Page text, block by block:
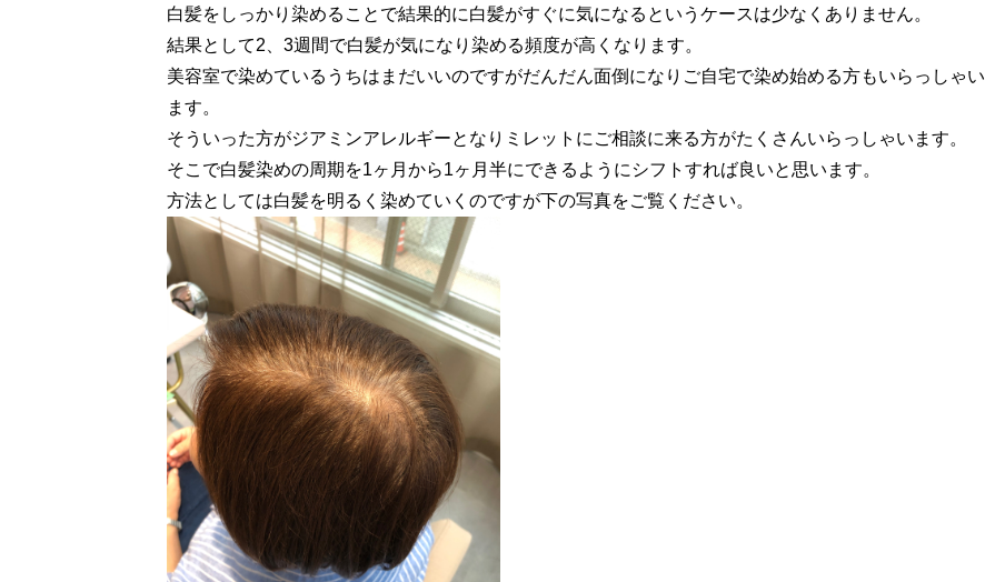
白髪をしっかり染めることで結果的に白髪がすぐに気になるというケースは少なくありません。
結果として2、3週間で白髪が気になり染める頻度が高くなります。
美容室で染めているうちはまだいいのですがだんだん面倒になりご自宅で染め始める方もいらっしゃい
ます。
そういった方がジアミンアレルギーとなりミレットにご相談に来る方がたくさんいらっしゃいます。
そこで白髪染めの周期を1ヶ月から1ヶ月半にできるようにシフトすれば良いと思います。
方法としては白髪を明るく染めていくのですが下の写真をご覧ください。